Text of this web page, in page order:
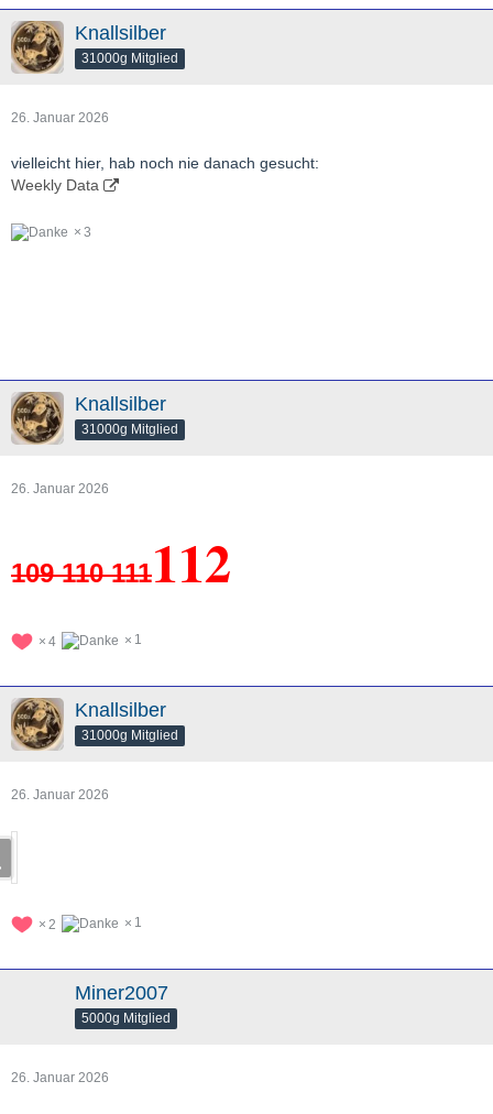
Knallsilber
31000g Mitglied
26. Januar 2026
vielleicht hier, hab noch nie danach gesucht:
Weekly Data
3
Knallsilber
31000g Mitglied
26. Januar 2026
109 110 111112
4 1
Knallsilber
31000g Mitglied
26. Januar 2026
2 1
Miner2007
5000g Mitglied
26. Januar 2026